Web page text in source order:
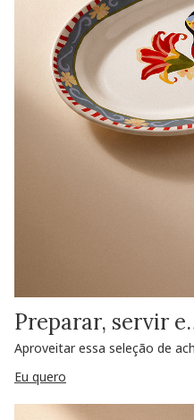
Preparar, servir
Aproveitar essa seleção de
Eu quero